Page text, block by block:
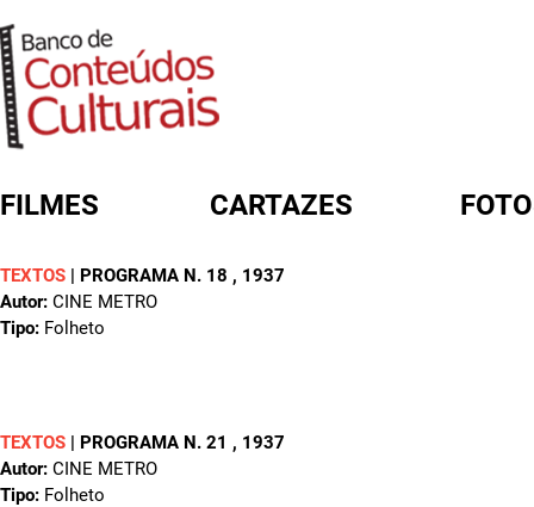
FILMES CARTAZES
TEXTOS | PROGRAMA N. 18 , 1937
Autor: CINE METRO
Tipo: Folheto
TEXTOS | PROGRAMA N. 21 , 1937
Autor: CINE METRO
Tipo: Folheto
FORMULÁRIO DE BUSCA